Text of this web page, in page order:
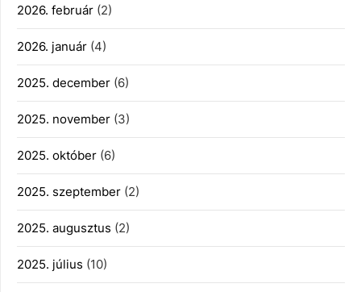
2026. február (2)
2026. január (4)
2025. december (6)
2025. november (3)
2025. október (6)
2025. szeptember (2)
2025. augusztus (2)
2025. július (10)